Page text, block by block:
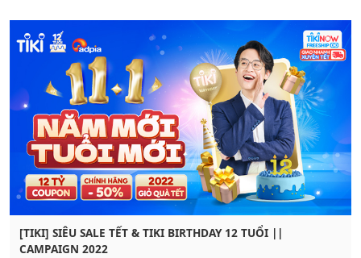
[TIKI] SIÊU SALE TẾT & TIKI BIRTHDAY 12 TUỔI ||
CAMPAIGN 2022